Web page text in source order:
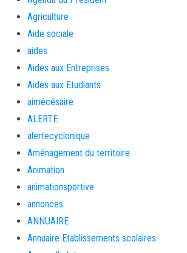
Agriculture
Aide sociale
aides
Aides aux Entreprises
Aides aux Etudiants
aimécésaire
ALERTE
alertecyclonique
Aménagement du territoire
Animation
animationsportive
annonces
ANNUAIRE
Annuaire Etablissements scolaires